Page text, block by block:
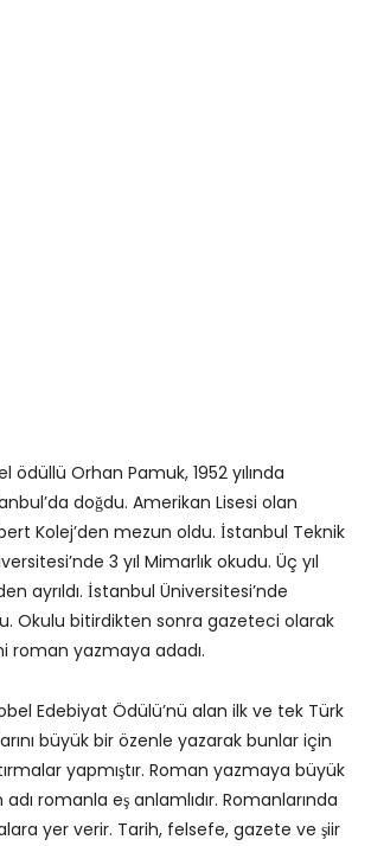
ödüllü Orhan Pamuk, 1952 yılında
doğdu. Amerikan Lisesi olan
Kolej’den mezun oldu. İstanbul Teknik
3 yıl Mimarlık okudu. Üç yıl
ayrıldı. İstanbul Üniversitesi’nde
Okulu bitirdikten sonra gazeteci olarak
roman yazmaya adadı.
Edebiyat Ödülü’nü alan ilk ve tek Türk
büyük bir özenle yazarak bunlar için
yapmıştır. Roman yazmaya büyük
romanla eş anlamlıdır. Romanlarında
yer verir. Tarih, felsefe, gazete ve şiir